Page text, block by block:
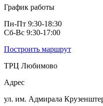
График работы
Пн-Пт 9:30-18:30
Сб-Вс 9:30-17:00
Построить маршрут
ТРЦ Любимово
Адрес
ул. им. Адмирала